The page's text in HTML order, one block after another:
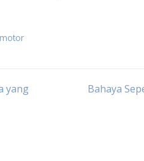
yang
Bahaya